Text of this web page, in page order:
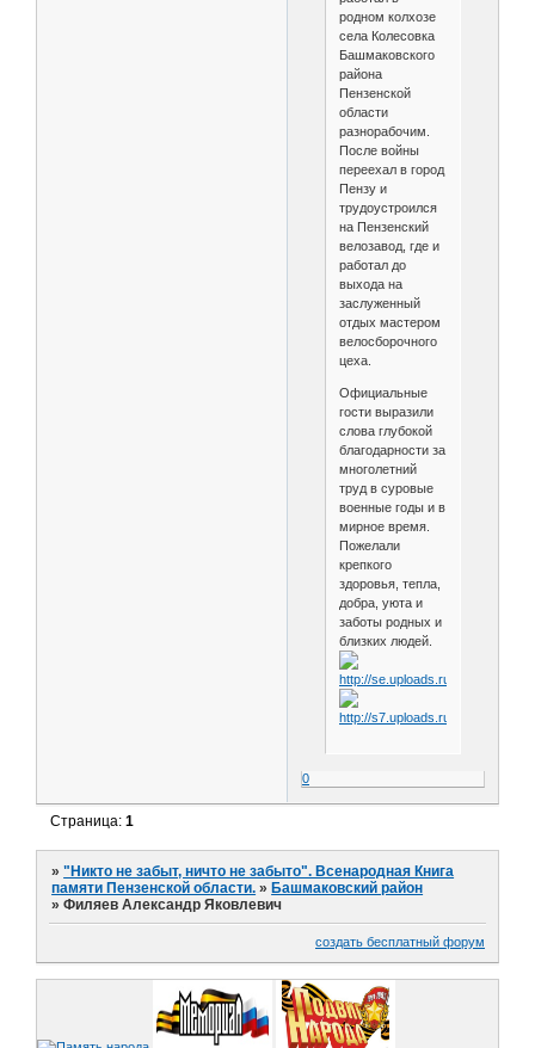
родном колхозе
села Колесовка
Башмаковского
района
Пензенской
области
разнорабочим.
После войны
переехал в город
Пензу и
трудоустроился
на Пензенский
велозавод, где и
работал до
выхода на
заслуженный
отдых мастером
велосборочного
цеха.
Официальные
гости выразили
слова глубокой
благодарности за
многолетний
труд в суровые
военные годы и в
мирное время.
Пожелали
крепкого
здоровья, тепла,
добра, уюта и
заботы родных и
близких людей.
0
Страница:1
»"Никто не забыт, ничто не забыто". Всенародная Книга
памяти Пензенской области. » Башмаковский район
»Филяев Александр Яковлевич
создать бесплатный форум